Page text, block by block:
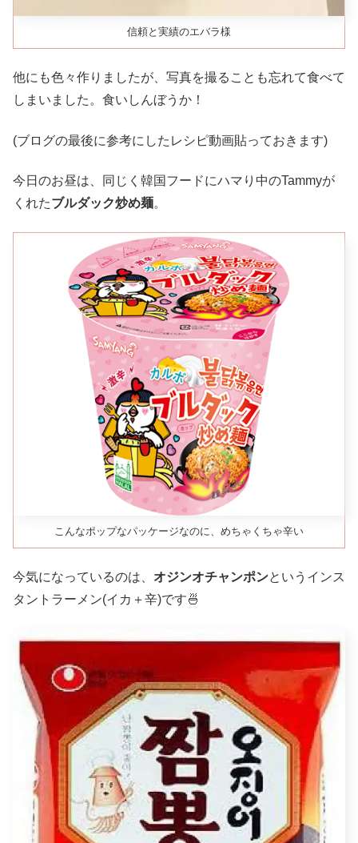
信頼と実績のエバラ様
他にも色々作りましたが、写真を撮ることも忘れて食べて
しまいました。食いしんぼうか！
(ブログの最後に参考にしたレシピ動画貼っておきます)
今日のお昼は、同じく韓国フードにハマり中のTammyが
くれたブルダック炒め麺。
こんなポップなパッケージなのに、めちゃくちゃ辛い
今気になっているのは、 オジンオチャンポンというインス
タントラーメン(イカ＋辛)です🍜